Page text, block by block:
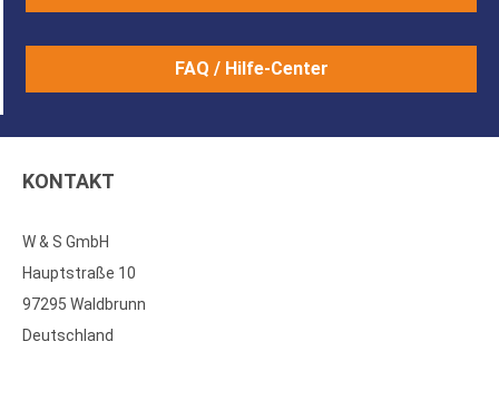
FAQ / Hilfe-Center
KONTAKT
W & S GmbH
Hauptstraße 10
97295 Waldbrunn
Deutschland